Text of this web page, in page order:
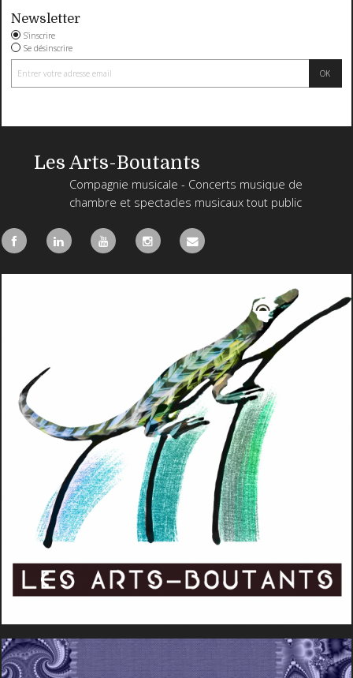
Newsletter
S'inscrire
Se désinscrire
Les Arts-Boutants
Compagnie musicale - Concerts musique de
chambre et spectacles musicaux tout public